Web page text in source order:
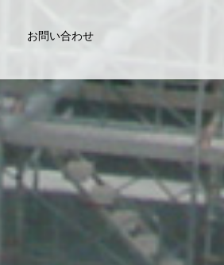
お問い合わせ